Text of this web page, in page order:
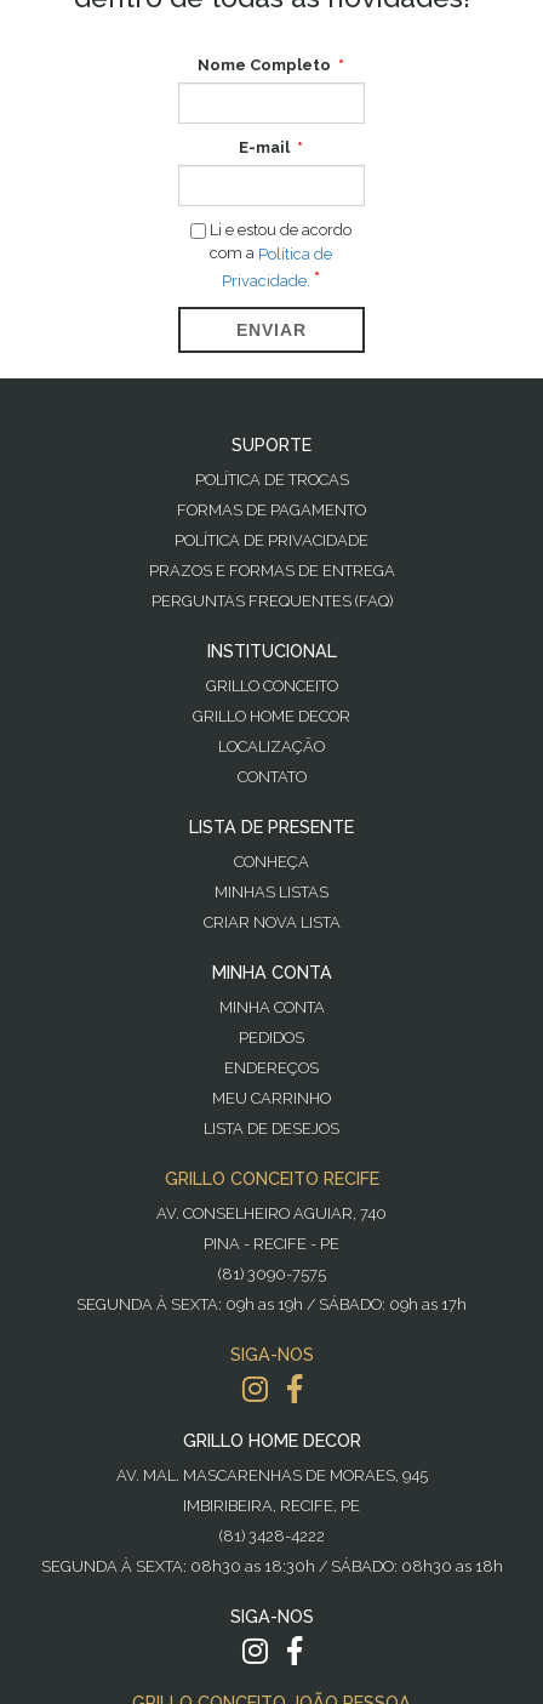
Nome Completo
E-mail
Li e estou de acordo
com a Política de
Privacidade.
ENVIAR
SUPORTE
POLÍTICA DE TROCAS
FORMAS DE PAGAMENTO
POLÍTICA DE PRIVACIDADE
PRAZOS E FORMAS DE ENTREGA
PERGUNTAS FREQUENTES (FAQ)
INSTITUCIONAL
GRILLO CONCEITO
GRILLO HOME DECOR
LOCALIZAÇÃO
CONTATO
LISTA DE PRESENTE
CONHEÇA
MINHAS LISTAS
CRIAR NOVA LISTA
MINHA CONTA
MINHA CONTA
PEDIDOS
ENDEREÇOS
MEU CARRINHO
LISTA DE DESEJOS
GRILLO CONCEITO RECIFE
AV. CONSELHEIRO AGUIAR, 740
PINA - RECIFE - PE
(81) 3090-7575
SEGUNDA À SEXTA: 09h as 19h / SÁBADO: 09h as 17h
SIGA-NOS
GRILLO HOME DECOR
AV. MAL. MASCARENHAS DE MORAES, 945
IMBIRIBEIRA, RECIFE, PE
(81) 3428-4222
SEGUNDA À SEXTA: 08h30 as 18:30h / SÁBADO: 08h30 as 18h
SIGA-NOS